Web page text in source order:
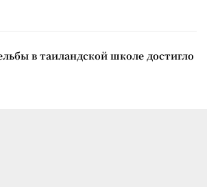
в таиландской школе достигло